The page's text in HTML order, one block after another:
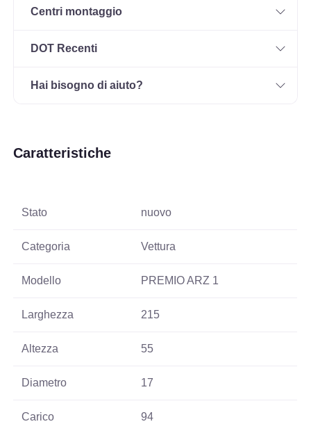
Centri montaggio
DOT Recenti
Hai bisogno di aiuto?
Caratteristiche
Stato nuovo
Categoria Vettura
Modello PREMIO ARZ 1
Larghezza 215
Altezza 55
Diametro 17
Carico 94